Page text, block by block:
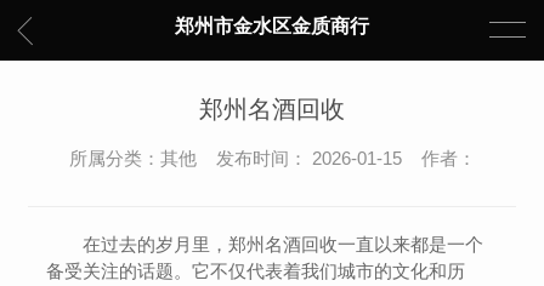
郑州市金水区金质商行
郑州名酒回收
所属分类：其他 发布时间： 2026-01-15 作者：
在过去的岁月里，郑州名酒回收一直以来都是一个
备受关注的话题。它不仅代表着我们城市的文化和历